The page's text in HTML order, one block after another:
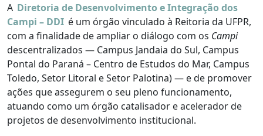
A Diretoria de Desenvolvimento e Integração dos
Campi – DDI é um órgão vinculado à Reitoria da UFPR,
com a finalidade de ampliar o diálogo com os Campi
descentralizados — Campus Jandaia do Sul, Campus
Pontal do Paraná – Centro de Estudos do Mar, Campus
Toledo, Setor Litoral e Setor Palotina) — e de promover
ações que assegurem o seu pleno funcionamento,
atuando como um órgão catalisador e acelerador de
projetos de desenvolvimento institucional.